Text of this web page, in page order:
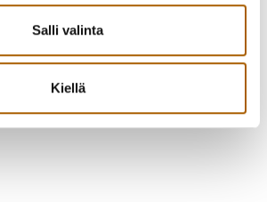
Salli valinta
Kiellä
vt.sivistysjohtaja